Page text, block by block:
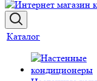
Каталог